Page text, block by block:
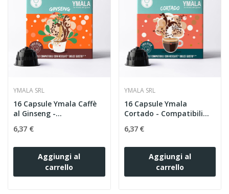
YMALA SRL
16 Capsule Ymala Caffè
al Ginseng -
6,37 €
Aggiungi al
carrello
YMALA SRL
16 Capsule Ymala
Cortado - Compatibili
6,37 €
Aggiungi al
carrello